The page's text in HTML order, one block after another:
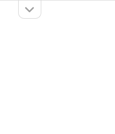
Seitenleiste
öffnen